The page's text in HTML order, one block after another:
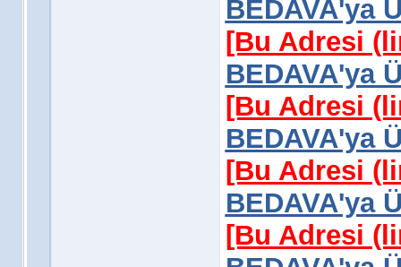
BEDAVA'ya
[Bu Adresi
BEDAVA'ya
[Bu Adresi
BEDAVA'ya
[Bu Adresi
BEDAVA'ya
[Bu Adresi